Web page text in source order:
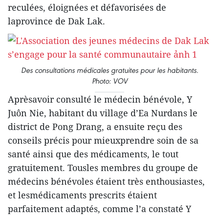
reculées, éloignées et défavorisées de
laprovince de Dak Lak.
Des consultations médicales gratuites pour les habitants.
Photo: VOV
Aprèsavoir consulté le médecin bénévole, Y
Juôn Nie, habitant du village d’Ea Nurdans le
district de Pong Drang, a ensuite reçu des
conseils précis pour mieuxprendre soin de sa
santé ainsi que des médicaments, le tout
gratuitement. Tousles membres du groupe de
médecins bénévoles étaient très enthousiastes,
et lesmédicaments prescrits étaient
parfaitement adaptés, comme l’a constaté Y